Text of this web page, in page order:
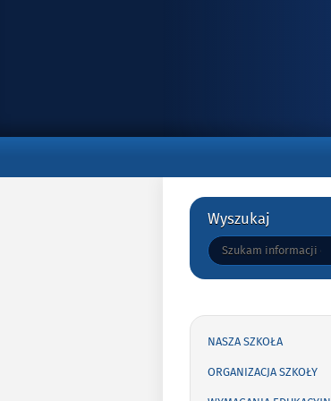
Gorne
Wyszukaj
Tutaj
wpisz
NASZA SZKOŁA
ORGANIZACJA SZKOŁY